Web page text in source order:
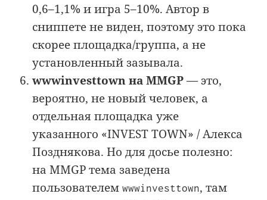
0,6–1,1% и игра 5–10%. Автор в
сниппете не виден, поэтому это пока
скорее площадка/группа, а не
установленный зазывала.
wwwinvesttown на MMGP— это,
вероятно, не новый человек, а
отдельная площадка уже
указанного «INVEST TOWN» / Алекса
Позднякова. Но для досье полезно:
на MMGP тема заведена
пользователемwwwinvesttown, там